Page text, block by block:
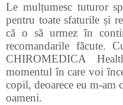
Le mulțumesc tuturor
pentru toate sfaturile și
că o să urmez în
recomandarile făcute.
CHIROMEDICA
momentul în care voi
copil, deoarece eu m-am
oameni.